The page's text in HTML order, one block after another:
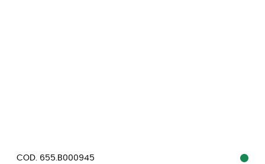
COD. 655.B000945